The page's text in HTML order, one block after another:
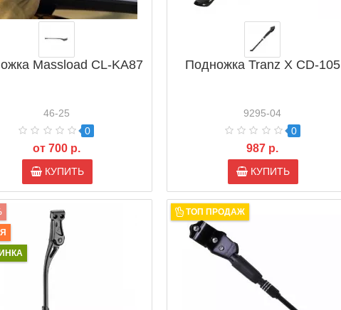
Massload CL-KA87
46-25
0
от 700 р.
КУПИТЬ
Подножка Tranz X CD-105
9295-04
0
987 р.
КУПИТЬ
ТОП ПРОДАЖ